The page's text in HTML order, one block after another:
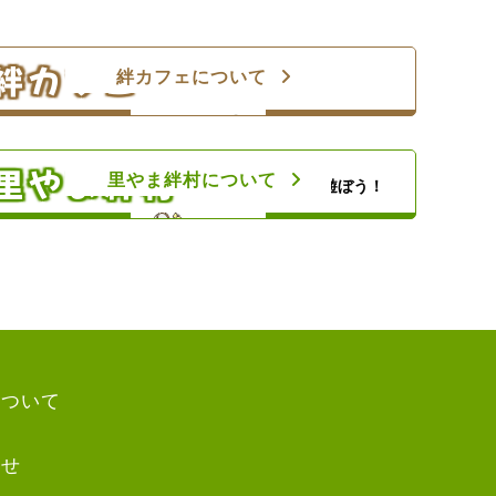
カフェ楽しい親子のひとときを！
絆カフェについて
やま絆村思いきり太陽の下で遊ぼう！
やまの自然や農業体験、キャンプ等の野外活
里やま絆村について
いて